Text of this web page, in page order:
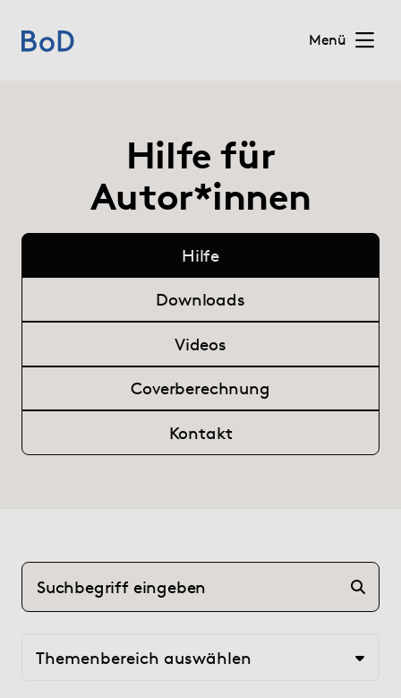
Menü
Leistungen
Shop
Hilfe(current)
Hilfe für
Autor*innen
Hilfe
Downloads
Videos
Coverberechnung
Kontakt
Themenbereich auswählen